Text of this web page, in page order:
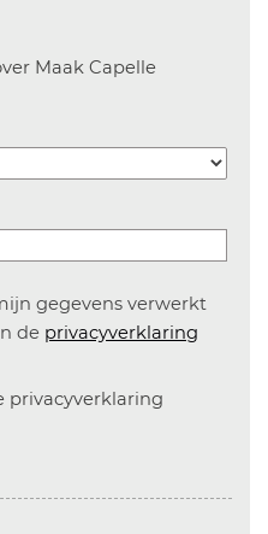
Maak CapelleAanvinken
om informatie over
gegevens verwerkt
de privacyverklaring
privacyverklaring